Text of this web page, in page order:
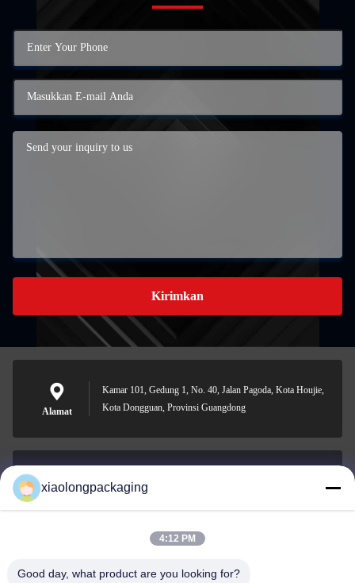
Kirimkan
Alamat
Kamar 101, Gedung 1, No. 40, Jalan Pagoda, Kota Houjie,
Kota Dongguan, Provinsi Guangdong
Tina@xiaolongpackaging.com
0086-15322891631
xiaolongpackaging
4:12 PM
Good day, what product are you looking for?